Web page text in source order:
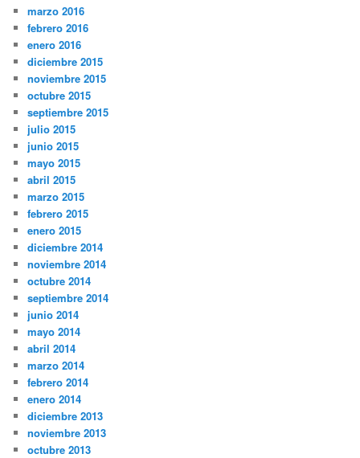
marzo 2016
febrero 2016
enero 2016
diciembre 2015
noviembre 2015
octubre 2015
septiembre 2015
julio 2015
junio 2015
mayo 2015
abril 2015
marzo 2015
febrero 2015
enero 2015
diciembre 2014
noviembre 2014
octubre 2014
septiembre 2014
junio 2014
mayo 2014
abril 2014
marzo 2014
febrero 2014
enero 2014
diciembre 2013
noviembre 2013
octubre 2013